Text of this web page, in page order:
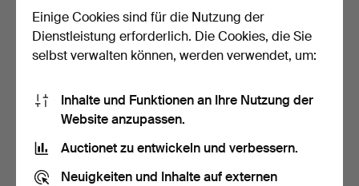
1238
ARMBAND, 18K
Bicolor-Gold, Italien.
Verkauft
5.802 USD
1079. ARMBAND DER
10.548 USD
Einige Cookies sind für die Nutzung der
Dienstleistung erforderlich. Die Cookies, die Sie
selbst verwalten können, werden verwendet, um:
Inhalte und Funktionen an Ihre Nutzung der
Website anzupassen.
Auctionet zu entwickeln und verbessern.
Neuigkeiten und Inhalte auf externen